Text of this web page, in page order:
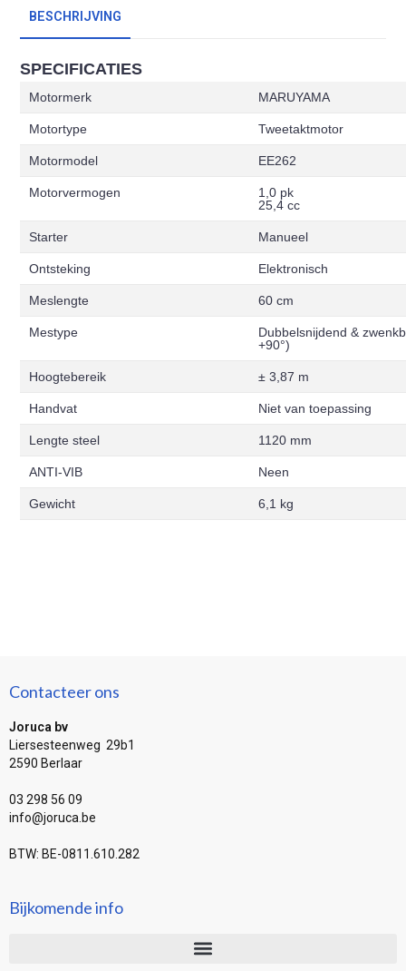
BESCHRIJVING
SPECIFICATIES
Motormerk MARUYAMA
Motortype Tweetaktmotor
Motormodel EE262
Motorvermogen
1,0 pk
25,4 cc
Starter Manueel
Ontsteking Elektronisch
Meslengte 60 cm
Mestype
Dubbelsnijdend &
+90°)
Hoogtebereik ± 3,87 m
Handvat Niet van toepassing
Lengte steel 1120 mm
ANTI-VIB Neen
Gewicht 6,1 kg
Contacteer ons
Joruca bv
Liersesteenweg 29b1
2590 Berlaar
03 298 56 09
info@joruca.be
BTW: BE-0811.610.282
Bijkomende info